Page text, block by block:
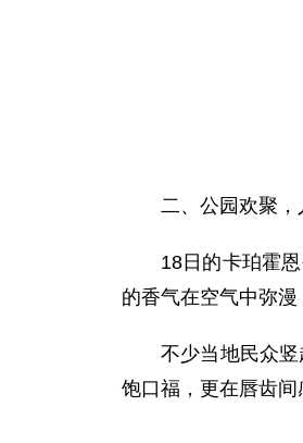
二、公园欢聚
18日的卡珀霍
的香气在空气中弥
不少当地民众
饱口福，更在唇齿间